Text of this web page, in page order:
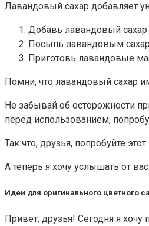
Лавандовый сахар добавляет
Добавь лавандовый сахар
Посыпь лавандовым
Приготовь лавандовые
Помни, что лавандовый сахар
Не забывай об осторожности
перед использованием,
Так что, друзья, попробуйте
А теперь я хочу услышать от
Идеи для оригинального цветного
Привет, друзья! Сегодня я